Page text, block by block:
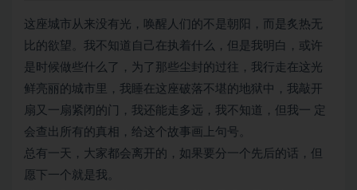
这座城市从来没有光，唤醒人们的不是朝阳，而是炙热无
比的欲望。我不知道自己在执着什么，但是我明白，或许
是时候做些什么了，为了那些尘封的过往，我行走在这光
鲜亮丽的城市里，我睡在这座破落不堪的地狱中，我敲开
扇又一扇紧闭的门，我还能走多远，我不知道，但我一 定
会查出所有的真相，给这个故事画上句号。
总有一天，大家都会离开的，如果要分一个先后的话，但
愿下一个就是我。